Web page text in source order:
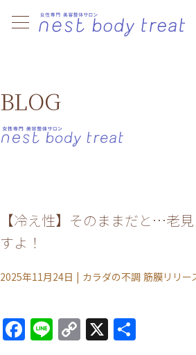
BLOG
【冷え性】そのままだと…老
すよ！
2025年11月24日 | カラダの不調 筋膜リリー
Facebook
LineCopy
Link
X